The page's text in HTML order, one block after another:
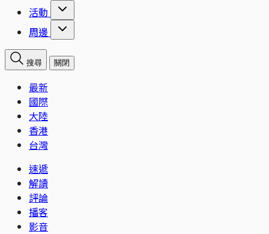
活動
周邊
搜尋 關閉
最新
國際
大陸
香港
台灣
速遞
解讀
評論
播客
影音